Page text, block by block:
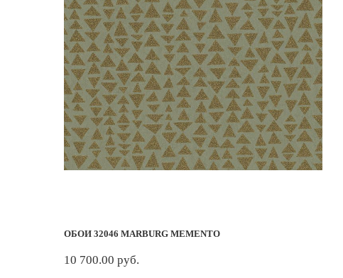
ОБОИ 32046 MARBURG MEMENTO
10 700.00 руб.